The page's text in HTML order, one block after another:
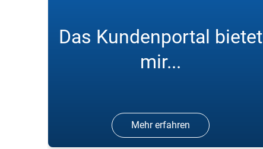
Das Kundenportal bietet
mir...
Mehr erfahren